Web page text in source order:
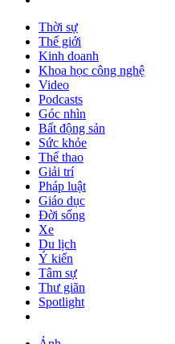
Thời sự
Thế giới
Kinh doanh
Khoa học công nghệ
Video
Podcasts
Góc nhìn
Bất động sản
Sức khỏe
Thể thao
Giải trí
Pháp luật
Giáo dục
Đời sống
Xe
Du lịch
Ý kiến
Tâm sự
Thư giãn
Spotlight